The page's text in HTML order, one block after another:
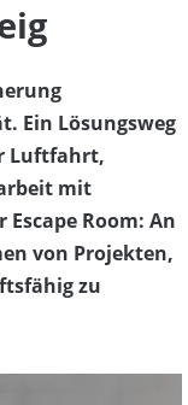
Ein Lösungsweg
Luftfahrt,
mit
Room: An
von Projekten,
zu